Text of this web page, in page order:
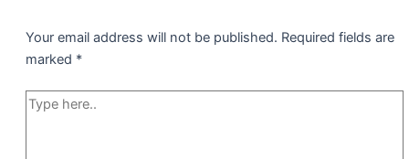
Your email address will not be published. Required fields are
marked *
Type